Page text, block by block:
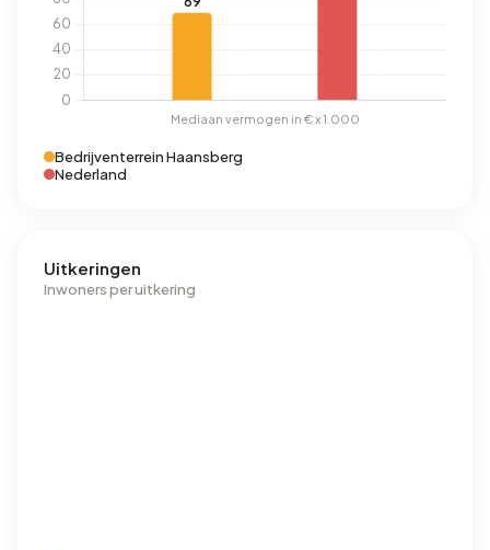
Bedrijventerrein Haansberg
Nederland
Uitkeringen
Inwoners per uitkering